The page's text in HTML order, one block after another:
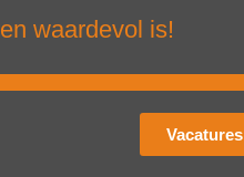
waardevol is!
Vacatures